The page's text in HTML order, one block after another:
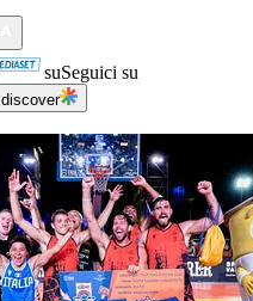
suSeguici su
discover